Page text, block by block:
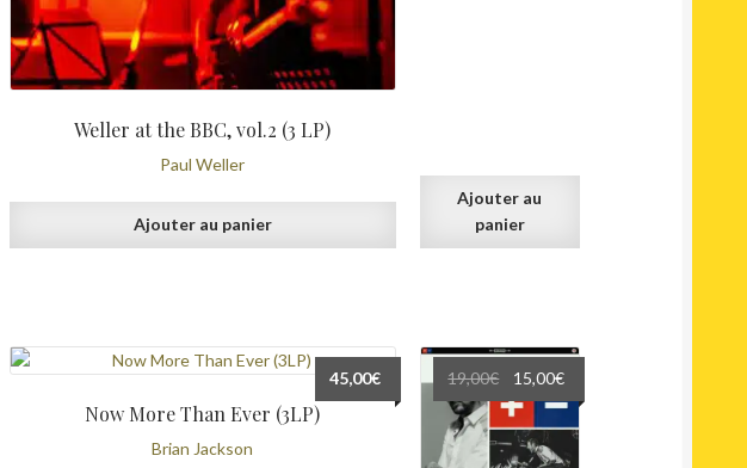
Weller at the BBC, vol.2 (3 LP)
Paul Weller
Ajouter au panier
Ajouter au
panier
Now More Than Ever (3LP)
Brian Jackson
45,00€ 19,00€
Le
prix
initial
était :
15,00€Le
prix
actuel
est :